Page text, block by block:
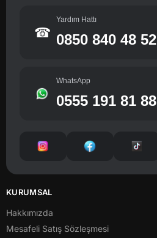
☎
Yardım Hattı
0850 840 48 52
WhatsApp
0555 191 81 88
KURUMSAL
Hakkımızda
Mesafeli Satış Sözleşmesi